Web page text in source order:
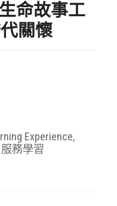
命故事工
關懷
Experience,
服務學習